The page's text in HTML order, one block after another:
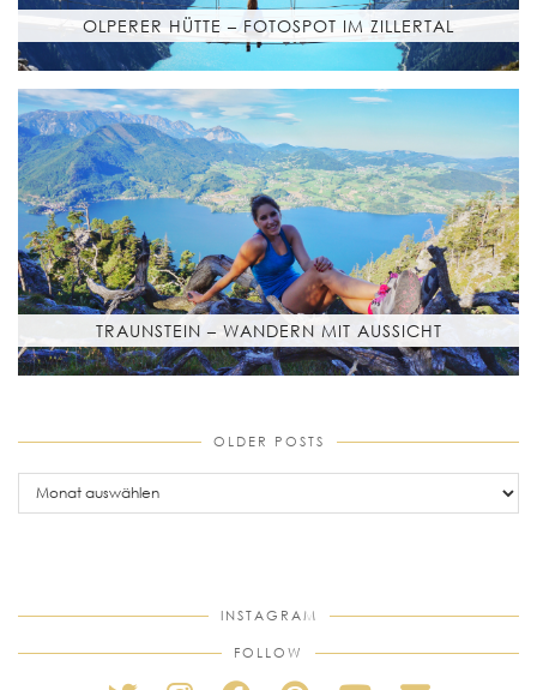
OLPERER HÜTTE – FOTOSPOT IM ZILLERTAL
TRAUNSTEIN – WANDERN MIT AUSSICHT
OLDER POSTS
older
posts
INSTAGRAM
FOLLOW